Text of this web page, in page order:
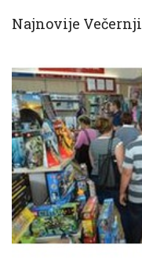
Najnovije Večernji